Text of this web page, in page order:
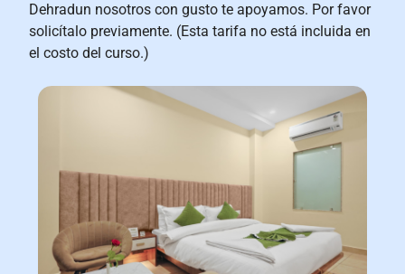
Dehradun nosotros con gusto te apoyamos. Por favor
solicítalo previamente. (Esta tarifa no está incluida en
el costo del curso.)